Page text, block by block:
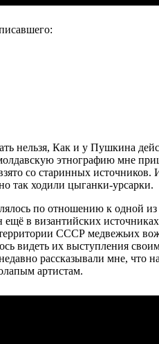
нельзя, Как и у Пушкина
этнографию мне
со старинных источников.
так ходили цыганки-урсарки.
по отношению к одной
в византийских
СССР медвежьих
видеть их выступления
рассказывали мне, что
артистам.